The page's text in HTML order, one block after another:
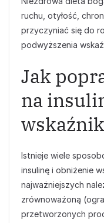
ruchu, otyłość,
przyczyniać się do
podwyższenia
Jak
na
Istnieje wiele
insulinę i obniżenie
najważniejszych
zrównoważoną
przetworzonych